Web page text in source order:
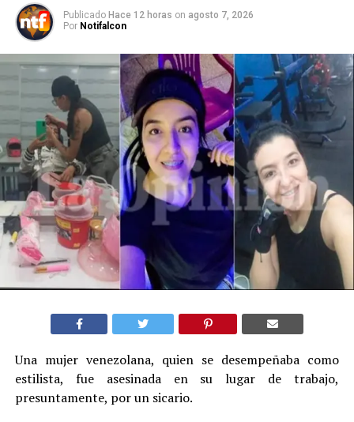
Publicado Hace 12 horas on agosto 7, 2026
Por Notifalcon
Una mujer venezolana, quien se desempeñaba como
estilista, fue asesinada en su lugar de trabajo,
presuntamente, por un sicario.